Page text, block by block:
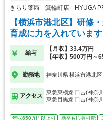
きらり薬局 箕輪町店 HYUGA
【横浜市港北区】研修
育成に力を入れています
給与
【月収】33.4万円
【年収】500万円～
勤務地 神奈川県 横浜市港北区
アクセス
東急東横線 日吉(神奈
東急目黒線 日吉(神奈
年収650万円以上可 新卒も応募可能